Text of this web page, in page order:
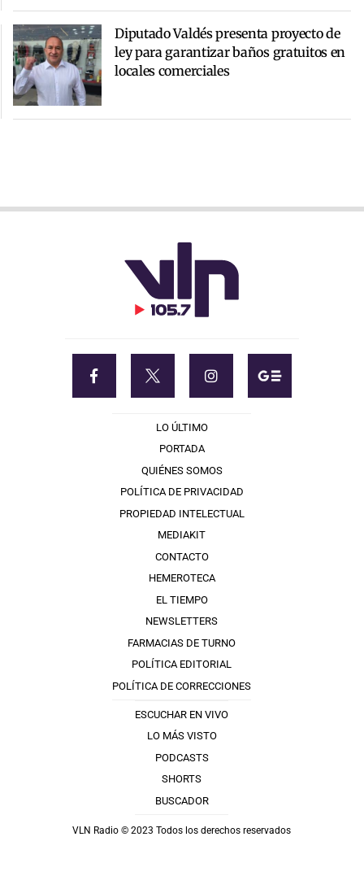
Diputado Valdés presenta proyecto de
ley para garantizar baños gratuitos en
locales comerciales
LO ÚLTIMO
PORTADA
QUIÉNES SOMOS
POLÍTICA DE PRIVACIDAD
PROPIEDAD INTELECTUAL
MEDIAKIT
CONTACTO
HEMEROTECA
EL TIEMPO
NEWSLETTERS
FARMACIAS DE TURNO
POLÍTICA EDITORIAL
POLÍTICA DE CORRECCIONES
ESCUCHAR EN VIVO
LO MÁS VISTO
PODCASTS
SHORTS
BUSCADOR
VLN Radio © 2023 Todos los derechos reservados